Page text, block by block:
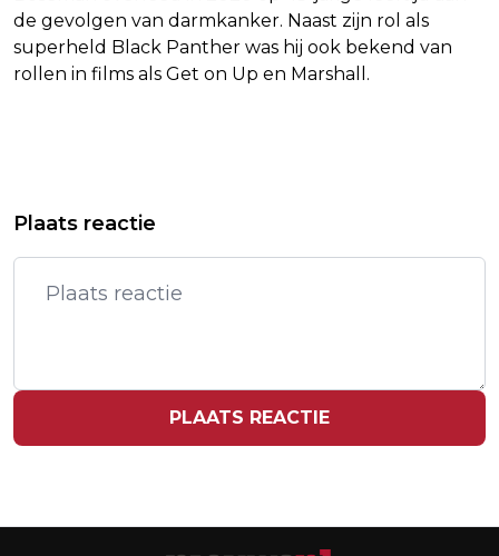
de gevolgen van darmkanker. Naast zijn rol als
superheld Black Panther was hij ook bekend van
rollen in films als Get on Up en Marshall.
JOSTIBAND HELPEN MET
VAKBOND DE UNIE GESCHROKKEN
VAN NIEUW BANENVERLIES BIJ ASN
BANK
Plaats reactie
PLAATS REACTIE